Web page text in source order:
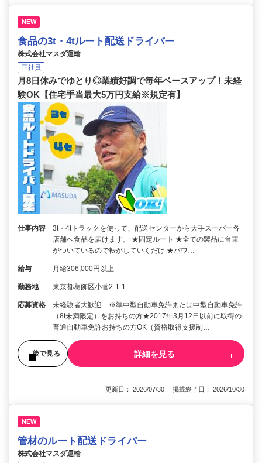
NEW
食品の3t・4tルート配送ドライバー
株式会社マスダ運輸
正社員
月8日休みでゆとり◎業績好調で毎年ベースアップ！未経
験OK【住宅手当最大5万円支給※規定有】
仕事内容
3t・4tトラックを使って、配送センターから大手スーパー各
店舗へ食品を届けます。 ★固定ルート ★全ての製品に台車
がついているので転がしていくだけ ★パワ…
給与 月給306,000円以上
勤務地 東京都葛飾区小菅2-1-1
応募資格
未経験者大歓迎 ※準中型自動車免許または中型自動車免許
（8t未満限定）をお持ちの方★2017年3月12日以前に取得の
普通自動車免許お持ちの方OK（資格取得支援制…
後で見る 詳細を見る
更新日： 2026/07/30 掲載終了日： 2026/10/30
NEW
管材のルート配送ドライバー
株式会社マスダ運輸